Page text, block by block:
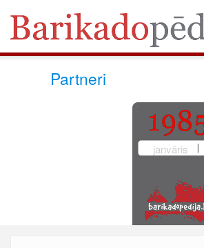
Partneri
janvāris